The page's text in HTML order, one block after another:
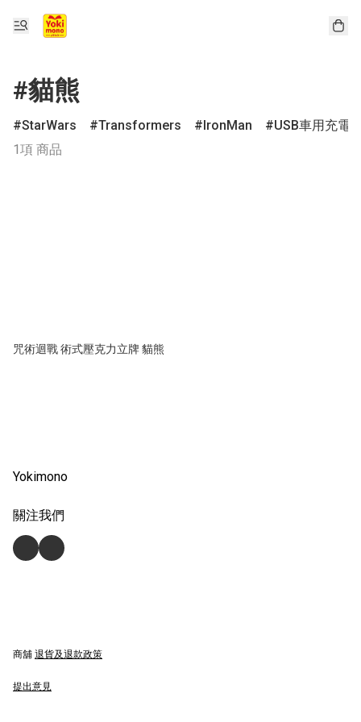
#貓熊
StarWars Transformers IronMan
USB車用充電
1項 商品
咒術迴戰 術式壓克力立牌 貓熊
Yokimono
關注我們
商舖 退貨及退款政策
提出意見